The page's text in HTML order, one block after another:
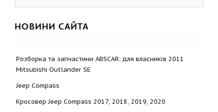
НОВИНИ САЙТА
Розборка та запчастини ABSCAR: для власників 2011
Mitsubishi Outlander SE
Jeep Compass
Кросовер Jeep Compass 2017, 2018, 2019, 2020